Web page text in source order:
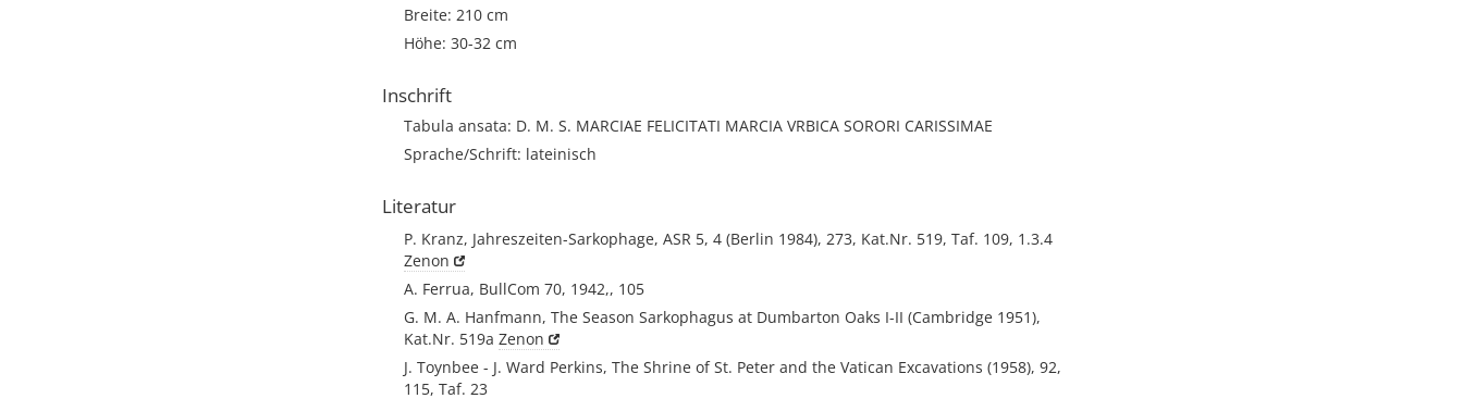
Breite: 210 cm
Höhe: 30-32 cm
Inschrift
Tabula ansata: D. M. S. MARCIAE FELICITATI MARCIA VRBICA SORORI CARISSIMAE
Sprache/Schrift: lateinisch
Literatur
P. Kranz, Jahreszeiten-Sarkophage, ASR 5, 4 (Berlin 1984), 273, Kat.Nr. 519, Taf. 109, 1.3.4
Zenon
A. Ferrua, BullCom 70, 1942,, 105
G. M. A. Hanfmann, The Season Sarkophagus at Dumbarton Oaks I-II (Cambridge 1951),
Kat.Nr. 519a Zenon
J. Toynbee - J. Ward Perkins, The Shrine of St. Peter and the Vatican Excavations (1958), 92,
115, Taf. 23